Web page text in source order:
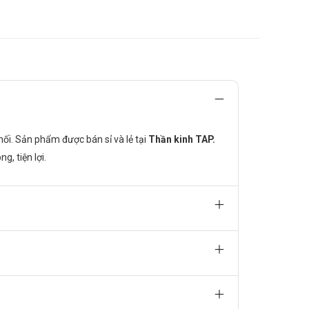
khi kết hợp.
điều trị.
nhạy cảm.
Sản phẩm được bán sỉ và lẻ tại Thần kinh TAP.
tiện lợi.